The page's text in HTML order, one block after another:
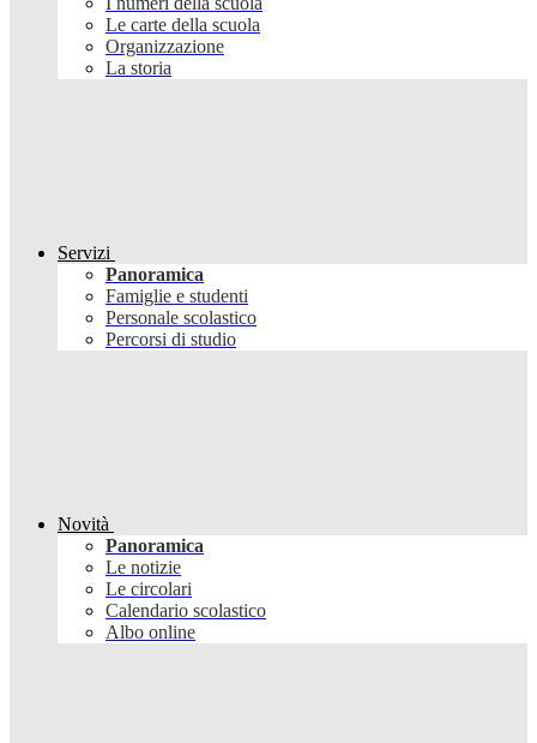
Le carte della scuola
Organizzazione
La storia
Servizi
Panoramica
Famiglie e studenti
Personale scolastico
Percorsi di studio
Novità
Panoramica
Le notizie
Le circolari
Calendario scolastico
Albo online